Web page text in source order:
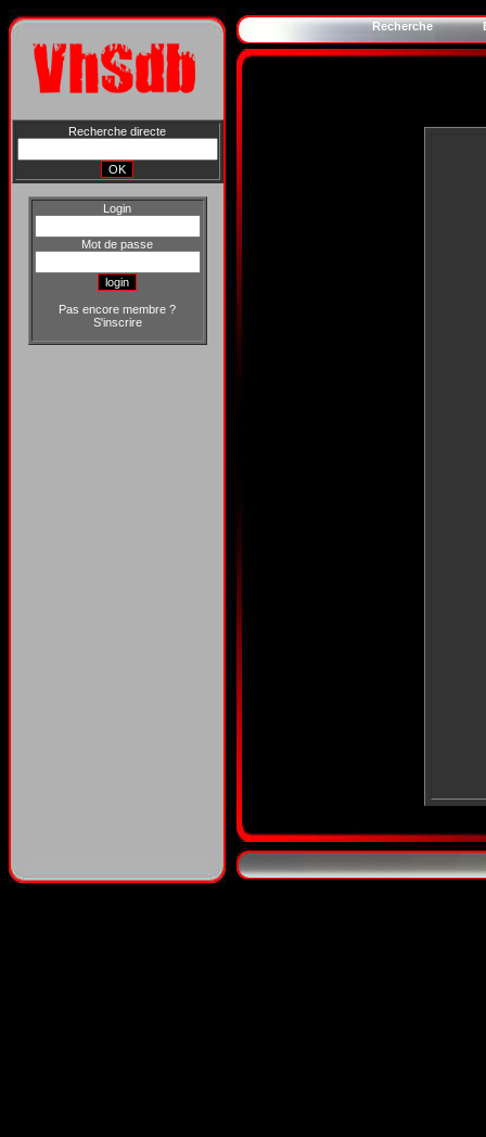
Recherche directe
Login
Mot de passe
Pas encore membre ?
S'inscrire
Recherche